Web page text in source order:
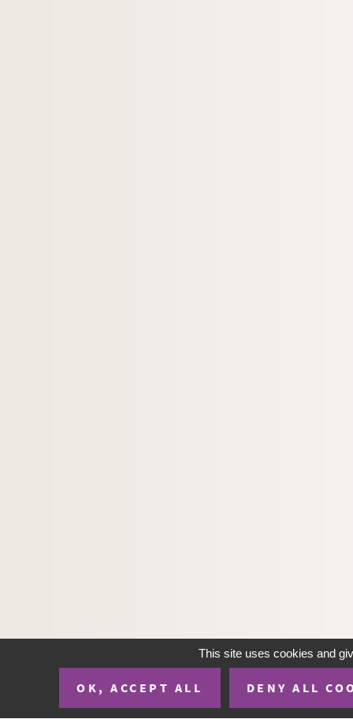
This site uses cookies and
OK, ACCEPT ALL DENY ALL